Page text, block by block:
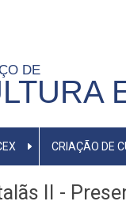
DE
CRIAÇÃO DE
II -